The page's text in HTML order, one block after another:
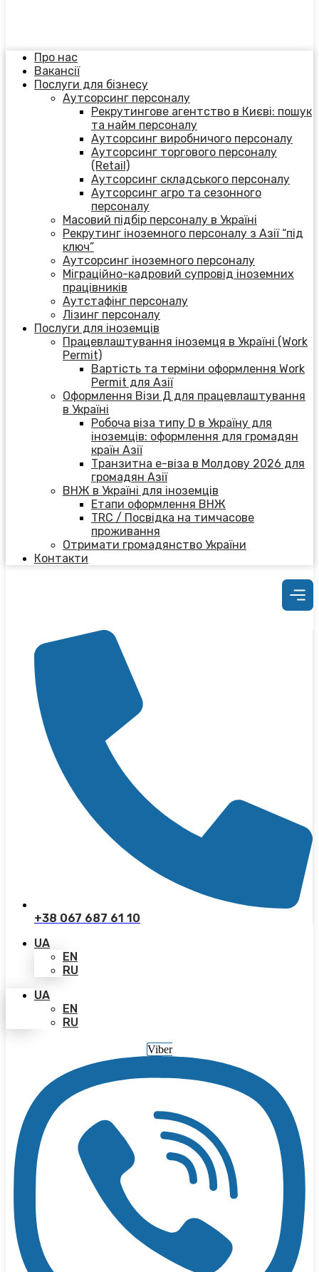
Про нас
Вакансії
Послуги для бізнесу
Аутсорсинг персоналу
Рекрутингове агентство в Києві: пошук
та найм персоналу
Аутсорсинг виробничого персоналу
Аутсорсинг торгового персоналу
(Retail)
Аутсорсинг складського персоналу
Аутсорсинг агро та сезонного
персоналу
Масовий підбір персоналу в Україні
Рекрутинг іноземного персоналу з Азії “під
ключ”
Аутсорсинг іноземного персоналу
Міграційно-кадровий супровід іноземних
працівників
Аутстафінг персоналу
Лізинг персоналу
Послуги для іноземців
Працевлаштування іноземця в Україні (Work
Permit)
Вартість та терміни оформлення Work
Permit для Азії
Оформлення Візи Д для працевлаштування
в Україні
Робоча віза типу D в Україну для
іноземців: оформлення для громадян
країн Азії
Транзитна е-віза в Молдову 2026 для
громадян Азії
ВНЖ в Україні для іноземців
Етапи оформлення ВНЖ
TRC / Посвідка на тимчасове
проживання
Отримати громадянство України
Контакти
+38 067 687 61 10
UA
EN
RU
UA
EN
RU
Viber